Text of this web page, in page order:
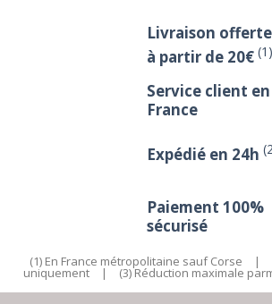
Livraison offerte
à partir de 20€ (1)
Service client en
France
Expédié en 24h
Paiement 100%
sécurisé
(1) En France métropolitaine sauf Corse |
uniquement | (3) Réduction maximale